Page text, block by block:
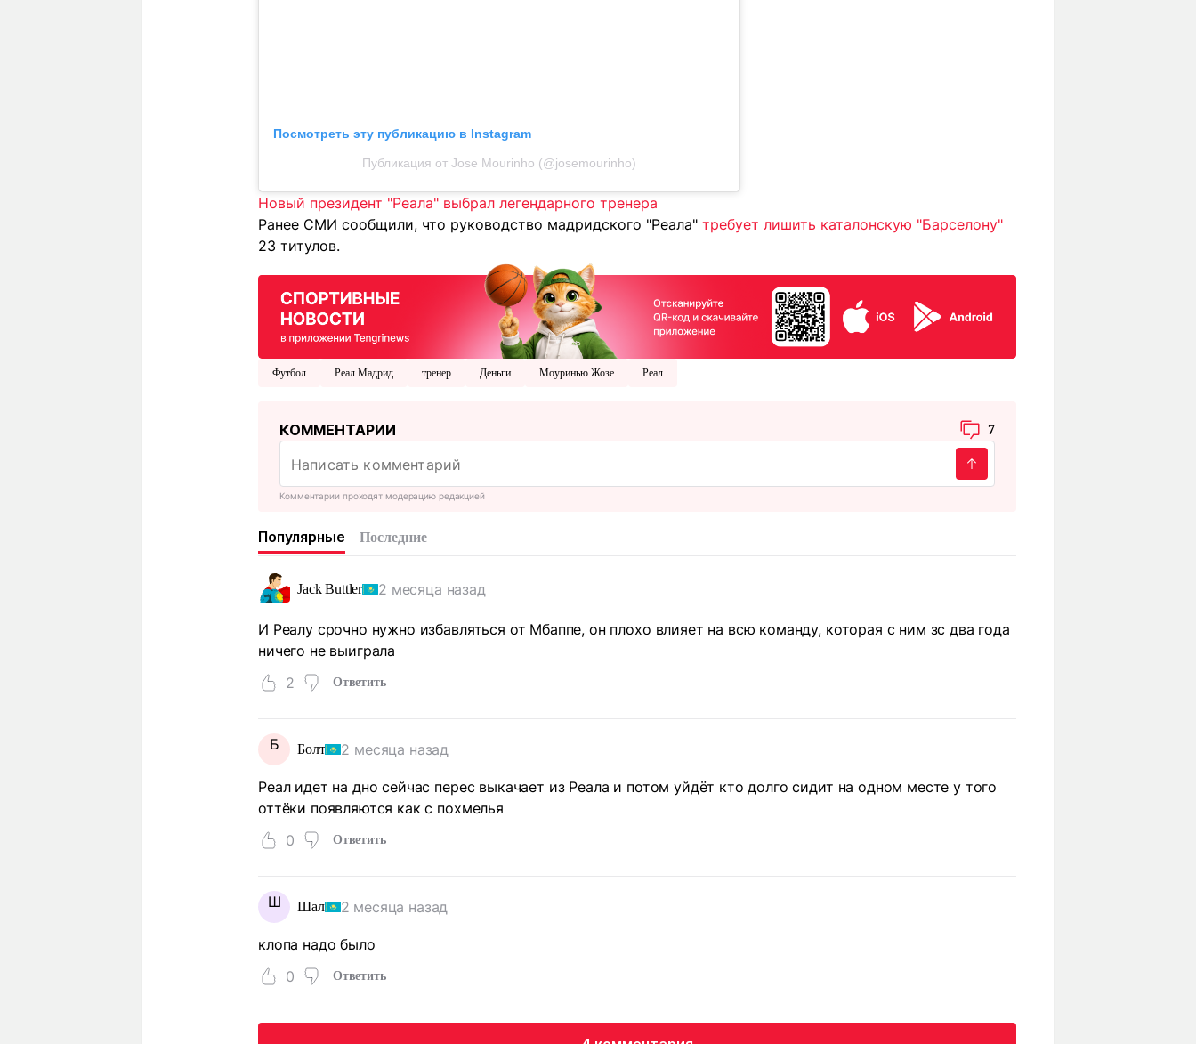
Посмотреть эту публикацию в Instagram
Публикация от Jose Mourinho (@josemourinho)
Новый президент "Реала" выбрал легендарного тренера
Ранее СМИ сообщили, что руководство мадридского "Реала" требует лишить каталонскую "Барселону"
23 титулов.
Футбол Реал Мадрид тренер Деньги Моуринью Жозе Реал
КОММЕНТАРИИ 7
Комментарии проходят модерацию редакцией
Популярные Последние
Jack Buttler 2 месяца назад
И Реалу срочно нужно избавляться от Мбаппе, он плохо влияет на всю команду, которая с ним зс два года
ничего не выиграла
2
Ответить
Б Болт 2 месяца назад
Реал идет на дно сейчас перес выкачает из Реала и потом уйдёт кто долго сидит на одном месте у того
оттёки появляются как с похмелья
0
Ответить
Ш Шал 2 месяца назад
клопа надо было
0
Ответить